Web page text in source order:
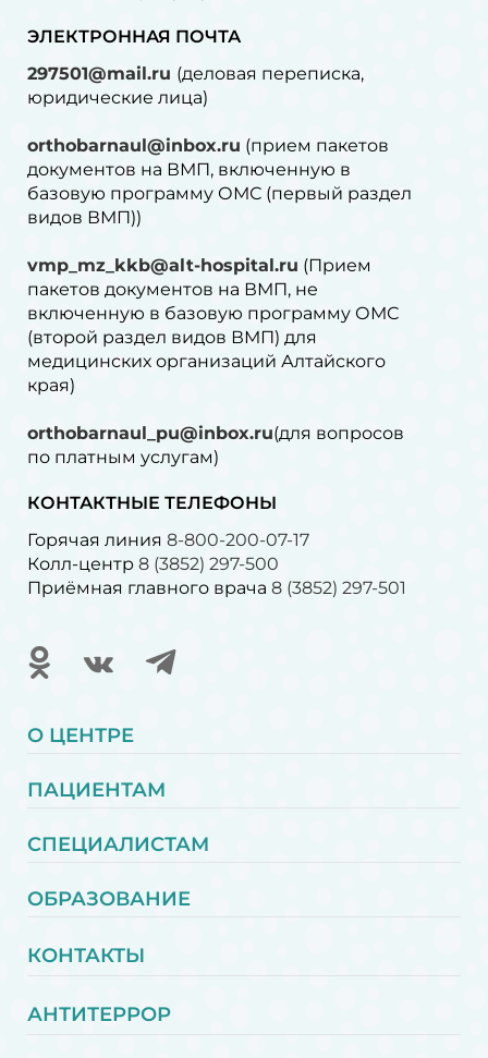
ЭЛЕКТРОННАЯ ПОЧТА
297501@mail.ru (деловая переписка,
юридические лица)
orthobarnaul@inbox.ru (прием пакетов
документов на ВМП, включенную в
базовую программу ОМС (первый раздел
видов ВМП))
vmp_mz_kkb@alt-hospital.ru (Прием
пакетов документов на ВМП, не
включенную в базовую программу ОМС
(второй раздел видов ВМП) для
медицинских организаций Алтайского
края)
orthobarnaul_pu@inbox.ru(для вопросов
по платным услугам)⁠
КОНТАКТНЫЕ ТЕЛЕФОНЫ
Горячая линия 8-800-200-07-17
Колл-центр 8 (3852) 297-500
Приёмная главного врача 8 (3852) 297-501
О ЦЕНТРЕ
ПАЦИЕНТАМ
СПЕЦИАЛИСТАМ
ОБРАЗОВАНИЕ
КОНТАКТЫ
АНТИТЕРРОР